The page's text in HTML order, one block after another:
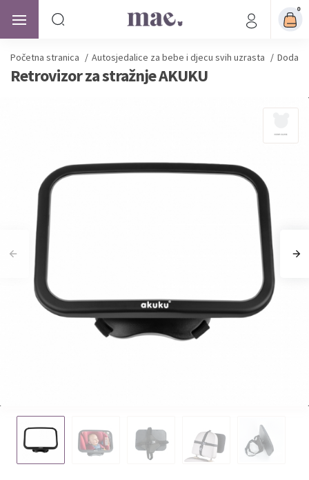
0
Početna stranica / Autosjedalice za bebe i djecu svih uzrasta /
Retrovizor za stražnje AKUKU